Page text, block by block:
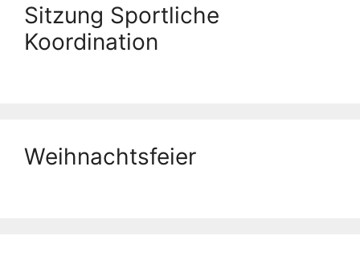
Sitzung Sportliche
Koordination
Weihnachtsfeier